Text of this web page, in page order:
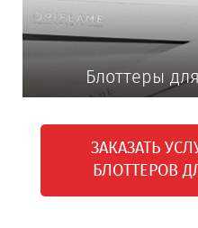
Блоттеры
ЗАКАЗАТЬ
БЛОТТЕРОВ